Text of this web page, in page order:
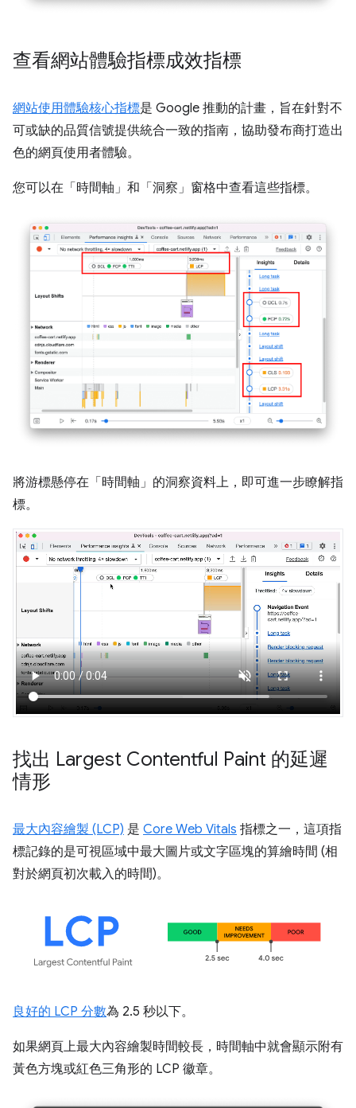
查看網站體驗指標成效指標
網站使用體驗核心指標是 Google 推動的計畫，旨在針對不
可或缺的品質信號提供統合一致的指南，協助發布商打造出
色的網頁使用者體驗。
您可以在「時間軸」 和「洞察」 窗格中查看這些指標。
將游標懸停在「時間軸」 的洞察資料上，即可進一步瞭解指
標。
找出 Largest Contentful Paint 的延遲
情形
最大內容繪製 (LCP) 是 Core Web Vitals 指標之一，這項指
標記錄的是可視區域中最大圖片或文字區塊的算繪時間 (相
對於網頁初次載入的時間)。
良好的 LCP 分數為 2.5 秒以下。
如果網頁上最大內容繪製時間較長，時間軸中就會顯示附有
黃色方塊或紅色三角形的 LCP 徽章。